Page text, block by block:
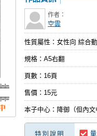
作者：
空雲
性質屬性：女性向 綜合
規格：A5右翻
頁數：16頁
售價：15元
本子中心：降御（但內文
特別說明